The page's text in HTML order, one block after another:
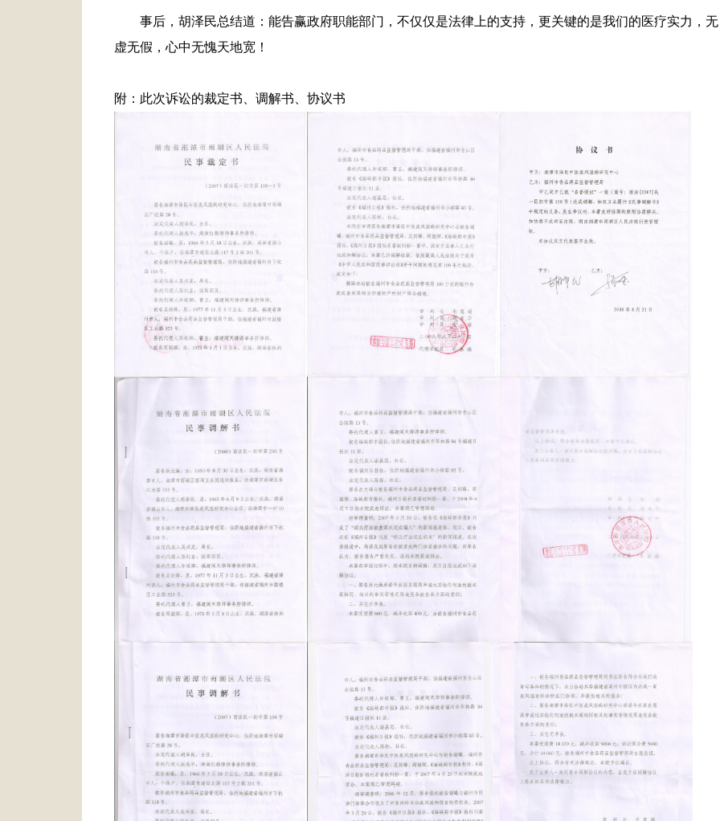
事后，胡泽民总结道：能告赢政府职能部门，不仅仅是法律上的支持，更关键的是我们的医疗实力，无
虚无假，心中无愧天地宽！
附：此次诉讼的裁定书、调解书、协议书